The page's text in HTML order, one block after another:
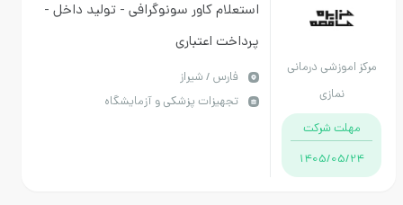
درمانی
شرکت
1405/
استعلام کاور سونوگرافی - تولید داخل -
پرداخت اعتباری
فارس / شیراز
تجهیزات پزشکی و آزمایشگاه